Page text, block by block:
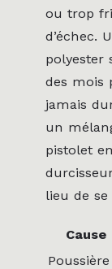
ou trop
d’échec.
polyester
des mois
jamais
un
pistolet
lieu de se
Cause
Poussière